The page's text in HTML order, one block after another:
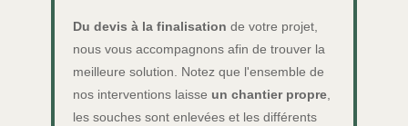
Du devis à la finalisation de votre projet,
nous vous accompagnons afin de trouver la
meilleure solution. Notez que l'ensemble de
nos interventions laisse un chantier propre
les souches sont enlevées et les différents